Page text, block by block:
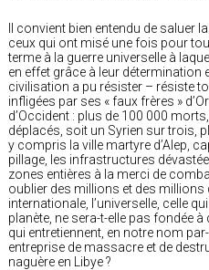
Il convient bien entendu de saluer
ceux qui ont misé une fois pour
terme à la guerre universelle à
en effet grâce à leur détermination
civilisation a pu résister – résiste
infligées par ses « faux frères »
d’Occident : plus de 100 000
déplacés, soit un Syrien sur trois,
y compris la ville martyre d’Alep,
pillage, les infrastructures
zones entières à la merci de
oublier des millions et des
internationale, l’universelle, celle
planète, ne sera-t-elle pas fondée
qui entretiennent, en notre nom
entreprise de massacre et de
naguère en Libye ?